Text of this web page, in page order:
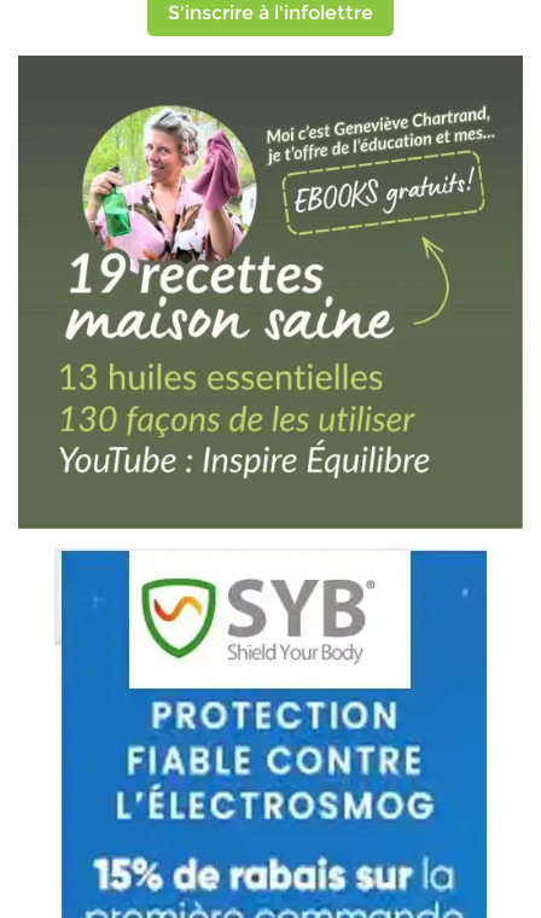
S'inscrire à l'infolettre